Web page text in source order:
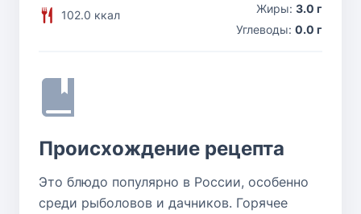
102.0 ккал
Жиры: 3.0 г
Углеводы: 0.0 г
Происхождение рецепта
Это блюдо популярно в России, особенно
среди рыболовов и дачников. Горячее